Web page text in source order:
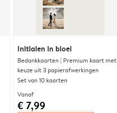
Initialen in bloei
Bedankkaarten | Premium kaart met
keuze uit 3 papierafwerkingen
Set van 10 kaarten
Vanaf
€ 7,99